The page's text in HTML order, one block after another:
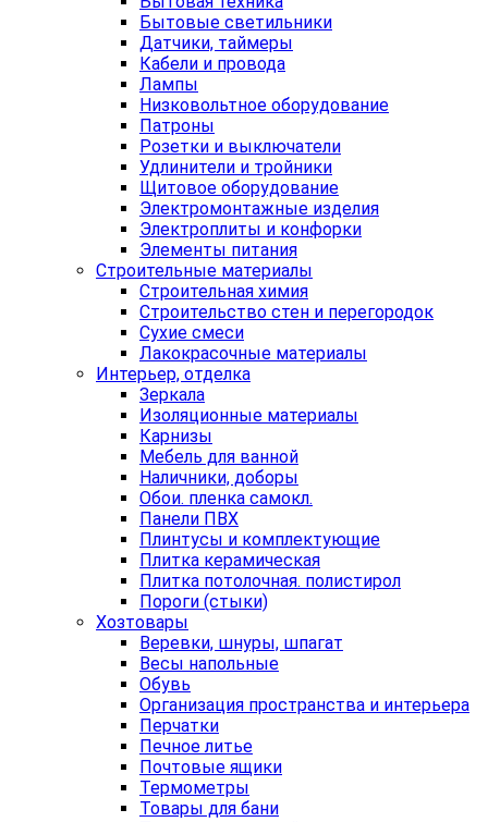
Бытовые светильники
Датчики, таймеры
Кабели и провода
Лампы
Низковольтное оборудование
Патроны
Розетки и выключатели
Удлинители и тройники
Щитовое оборудование
Электромонтажные изделия
Электроплиты и конфорки
Элементы питания
Строительные материалы
Строительная химия
Строительство стен и перегородок
Сухие смеси
Лакокрасочные материалы
Интерьер, отделка
Зеркала
Изоляционные материалы
Карнизы
Мебель для ванной
Наличники, доборы
Обои. пленка самокл.
Панели ПВХ
Плинтусы и комплектующие
Плитка керамическая
Плитка потолочная. полистирол
Пороги (стыки)
Хозтовары
Веревки, шнуры, шпагат
Весы напольные
Обувь
Организация пространства и интерьера
Перчатки
Печное литье
Почтовые ящики
Термометры
Товары для бани